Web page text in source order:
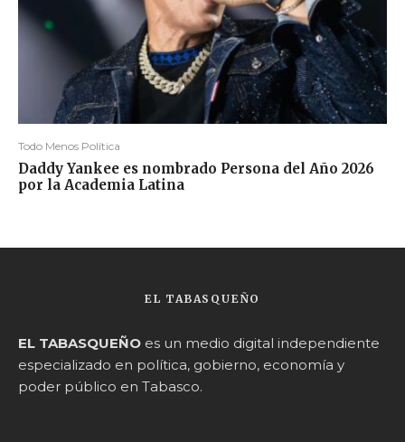
Todo Menos Política
Daddy Yankee es nombrado Persona del Año 2026
por la Academia Latina
EL TABASQUEÑO
EL TABASQUEÑO es un medio digital independiente
especializado en política, gobierno, economía y
poder público en Tabasco.